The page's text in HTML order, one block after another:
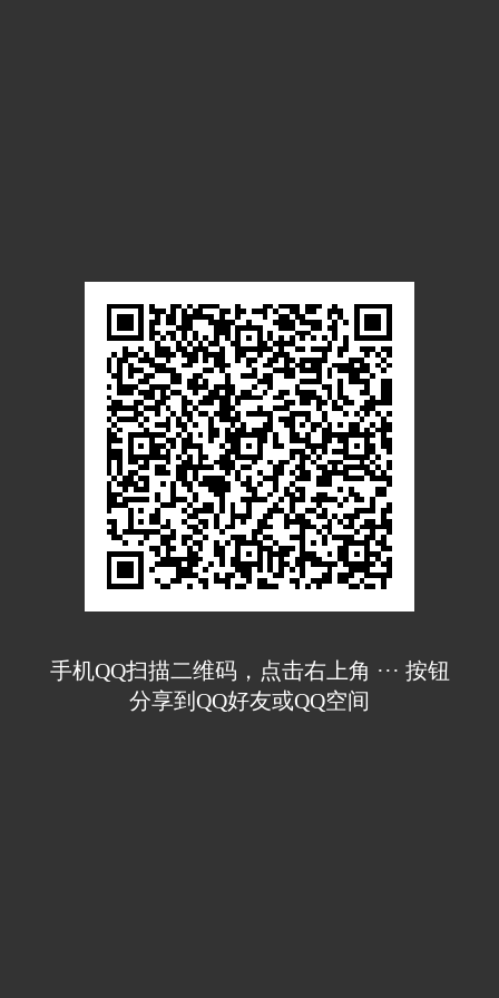
手机QQ扫描二维码，点击右上角 ··· 按钮
分享到QQ好友或QQ空间